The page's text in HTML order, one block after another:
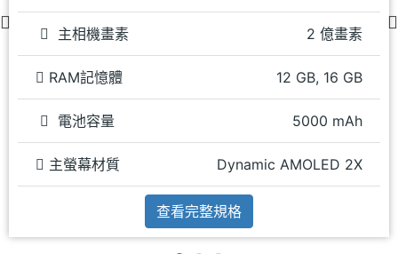
主相機畫素 2 億畫素
RAM記憶體 12 GB, 16 GB
電池容量 5000 mAh
主螢幕材質 Dynamic AMOLED 2X
查看完整規格